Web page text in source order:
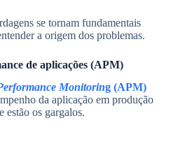
se tornam fundamentais
a origem dos problemas.
de aplicações (APM)
Monitoring (APM)
da aplicação em produção
estão os gargalos.